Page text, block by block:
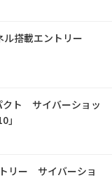
ル搭載エントリー
クト サイバーショッ
」
リー サイバーショ